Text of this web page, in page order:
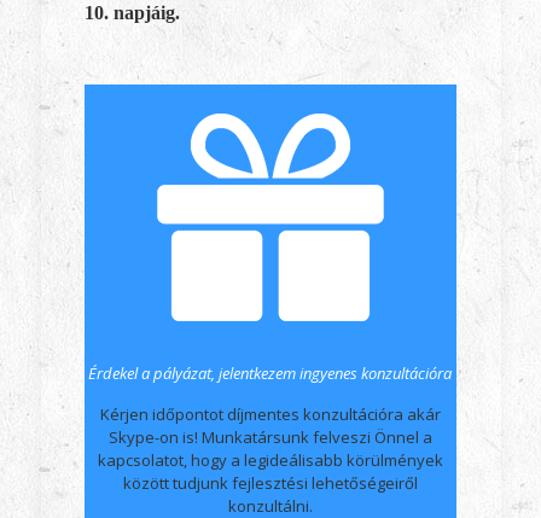
10. napjáig.
Érdekel a pályázat, jelentkezem ingyenes konzultációra
Kérjen időpontot díjmentes konzultációra akár
Skype-on is! Munkatársunk felveszi Önnel a
kapcsolatot, hogy a legideálisabb körülmények
között tudjunk fejlesztési lehetőségeiről
konzultálni.